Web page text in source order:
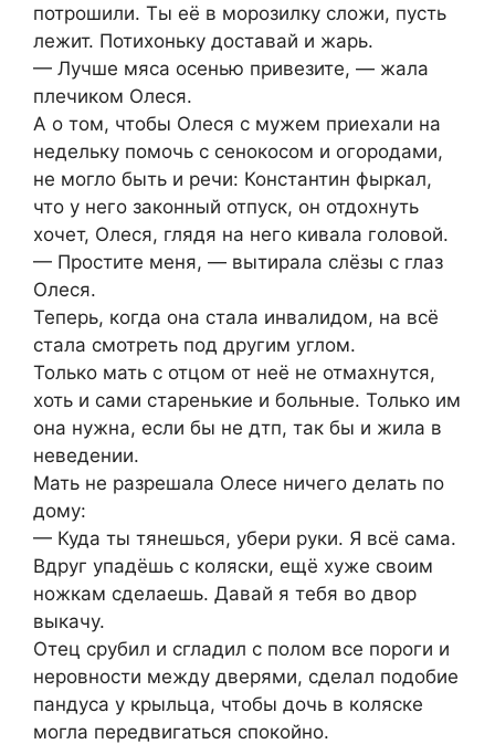
потрошили. Ты её в морозилку сложи, пусть
лежит. Потихоньку доставай и жарь.
— Лучше мяса осенью привезите, — жала
плечиком Олеся.
А о том, чтобы Олеся с мужем приехали на
недельку помочь с сенокосом и огородами,
не могло быть и речи: Константин фыркал,
что у него законный отпуск, он отдохнуть
хочет, Олеся, глядя на него кивала головой.
— Простите меня, — вытирала слёзы с глаз
Олеся.
Теперь, когда она стала инвалидом, на всё
стала смотреть под другим углом.
Только мать с отцом от неё не отмахнутся,
хоть и сами старенькие и больные. Только им
она нужна, если бы не дтп, так бы и жила в
неведении.
Мать не разрешала Олесе ничего делать по
дому:
— Куда ты тянешься, убери руки. Я всё сама.
Вдруг упадёшь с коляски, ещё хуже своим
ножкам сделаешь. Давай я тебя во двор
выкачу.
Отец срубил и сгладил с полом все пороги и
неровности между дверями, сделал подобие
пандуса у крыльца, чтобы дочь в коляске
могла передвигаться спокойно.